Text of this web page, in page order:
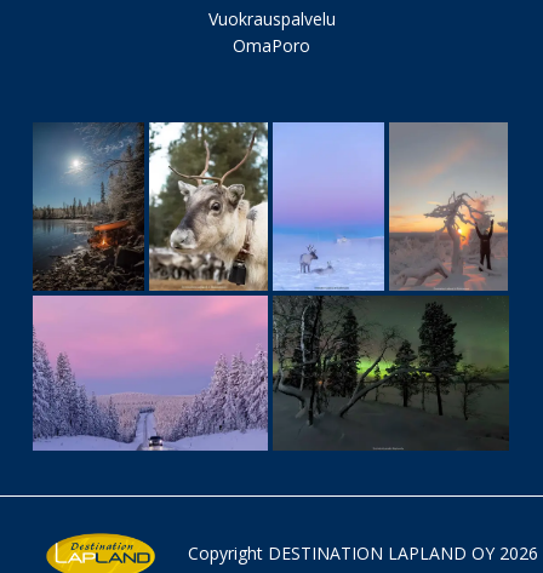
Vuokrauspalvelu
OmaPoro
Copyright DESTINATION LAPLAND OY2026